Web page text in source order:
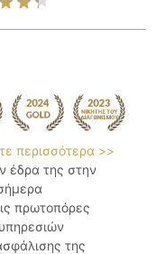
περισσότερα >>
έδρα της στην
πρωτοπόρες
της